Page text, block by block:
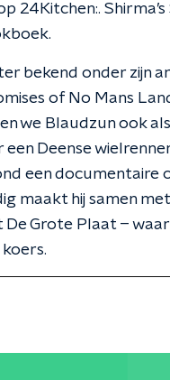
24Kitchen:.
bekend onder zijn
of No Mans
we Blaudzun ook
een Deense
een documentaire
maakt hij samen
Grote Plaat –